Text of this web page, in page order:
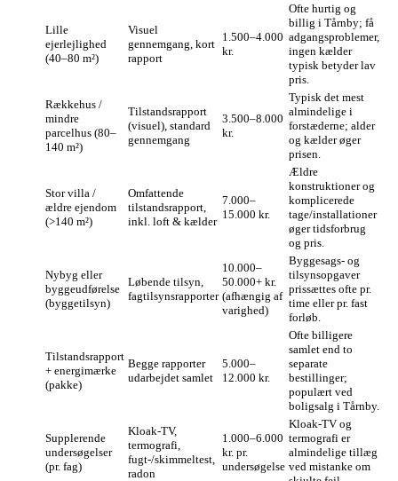
Lille
ejerlejlighed
(40–80 m²)
Visuel
gennemgang, kort
rapport
1.500–4.000
kr.
Ofte hurtig og
billig i Tårnby; få
adgangsproblemer,
ingen kælder
typisk betyder lav
pris.
Rækkehus /
mindre
parcelhus (80–
140 m²)
Tilstandsrapport
(visuel), standard
gennemgang
3.500–8.000
kr.
Typisk det mest
almindelige i
forstæderne; alder
og kælder øger
prisen.
Stor villa /
ældre ejendom
(>140 m²)
Omfattende
tilstandsrapport,
inkl. loft & kælder
7.000–
15.000 kr.
Ældre
konstruktioner og
komplicerede
tage/installationer
øger tidsforbrug
og pris.
Nybyg eller
byggeudførelse
(byggetilsyn)
Løbende tilsyn,
fagtilsynsrapporter
10.000–
50.000+ kr.
(afhængig af
varighed)
Byggesags- og
tilsynsopgaver
prissættes ofte pr.
time eller pr. fast
forløb.
Tilstandsrapport
+ energimærke
(pakke)
Begge rapporter
udarbejdet samlet
5.000–
12.000 kr.
Ofte billigere
samlet end to
separate
bestillinger;
populært ved
boligsalg i Tårnby.
Supplerende
undersøgelser
(pr. fag)
Kloak-TV,
termografi,
fugt-/skimmeltest,
radon
1.000–6.000
kr. pr.
undersøgelse
Kloak-TV og
termografi er
almindelige tillæg
ved mistanke om